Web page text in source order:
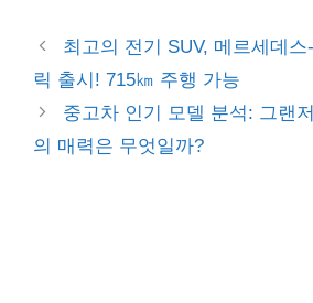
최고의 전기 SUV, 메르세데
릭 출시! 715㎞ 주행 가능
중고차 인기 모델 분석: 그랜
의 매력은 무엇일까?